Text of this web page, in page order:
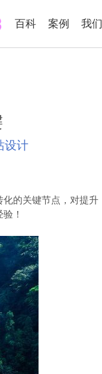
百科 案例 我们
设计
的关键节点，对提升
！